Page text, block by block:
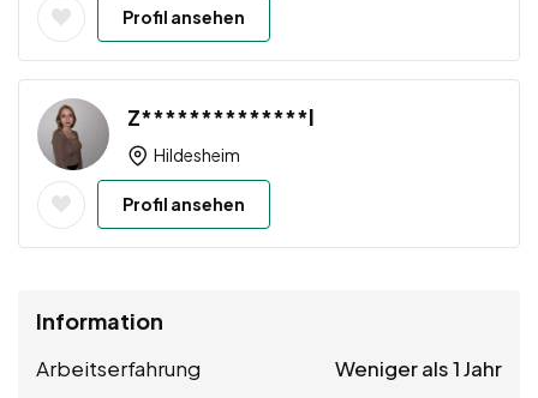
Profil ansehen
Z**************l
Hildesheim
Profil ansehen
Information
Arbeitserfahrung Weniger als 1 Jahr